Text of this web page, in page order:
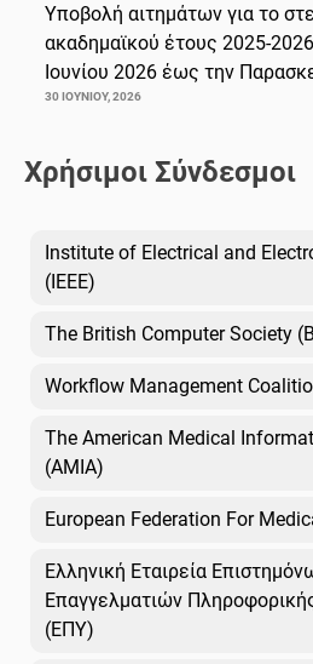
Υποβολή αιτημάτων για το
ακαδημαϊκού έτους 2025-
Ιουνίου 2026 έως την
30 ΙΟΥΝΊΟΥ, 2026
Χρήσιμοι Σύνδεσμοι
Institute of Electrical and
(IEEE)
The British Computer Society
Workflow Management
The American Medical
(AMIA)
European Federation For
Ελληνική Εταιρεία
Επαγγελματιών
(ΕΠΥ)